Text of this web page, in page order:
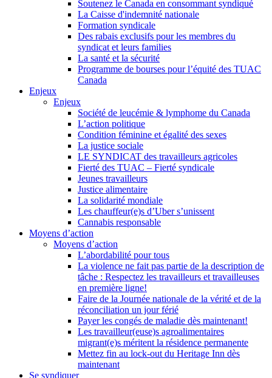
Soutenez le Canada en consommant syndiqué
La Caisse d'indemnité nationale
Formation syndicale
Des rabais exclusifs pour les membres du
syndicat et leurs families
La santé et la sécurité
Programme de bourses pour l’équité des TUAC
Canada
Enjeux
Enjeux
Société de leucémie & lymphome du Canada
L’action politique
Condition féminine et égalité des sexes
La justice sociale
LE SYNDICAT des travailleurs agricoles
Fierté des TUAC – Fierté syndicale
Jeunes travailleurs
Justice alimentaire
La solidarité mondiale
Les chauffeur(e)s d’Uber s’unissent
Cannabis responsable
Moyens d’action
Moyens d’action
L’abordabilité pour tous
La violence ne fait pas partie de la description de
tâche : Respectez les travailleurs et travailleuses
en première ligne!
Faire de la Journée nationale de la vérité et de la
réconciliation un jour férié
Payer les congés de maladie dès maintenant!
Les travailleur(euse)s agroalimentaires
migrant(e)s méritent la résidence permanente
Mettez fin au lock-out du Heritage Inn dès
maintenant
Se syndiquer